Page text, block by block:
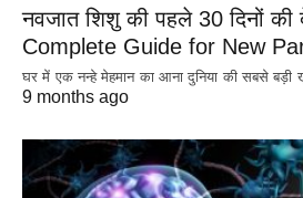
नवजात शिशु की पहले 30 दिनों
Complete Guide for New
घर में एक नन्हे मेहमान का आना दुनिया की सबसे
9 months ago